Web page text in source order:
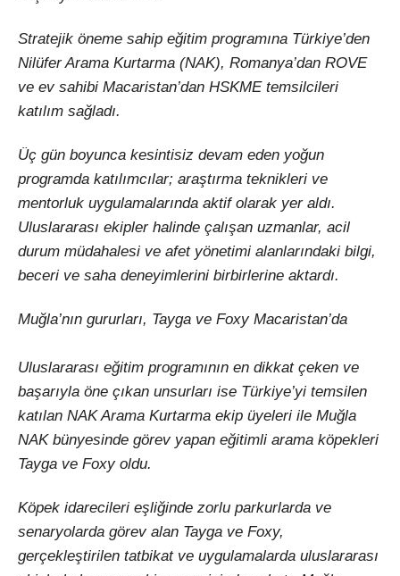
Stratejik öneme sahip eğitim programına Türkiye’den
Nilüfer Arama Kurtarma (NAK), Romanya’dan ROVE
ve ev sahibi Macaristan’dan HSKME temsilcileri
katılım sağladı.
Üç gün boyunca kesintisiz devam eden yoğun
programda katılımcılar; araştırma teknikleri ve
mentorluk uygulamalarında aktif olarak yer aldı.
Uluslararası ekipler halinde çalışan uzmanlar, acil
durum müdahalesi ve afet yönetimi alanlarındaki bilgi,
beceri ve saha deneyimlerini birbirlerine aktardı.
Muğla’nın gururları, Tayga ve Foxy Macaristan’da
Uluslararası eğitim programının en dikkat çeken ve
başarıyla öne çıkan unsurları ise Türkiye’yi temsilen
katılan NAK Arama Kurtarma ekip üyeleri ile Muğla
NAK bünyesinde görev yapan eğitimli arama köpekleri
Tayga ve Foxy oldu.
Köpek idarecileri eşliğinde zorlu parkurlarda ve
senaryolarda görev alan Tayga ve Foxy,
gerçekleştirilen tatbikat ve uygulamalarda uluslararası